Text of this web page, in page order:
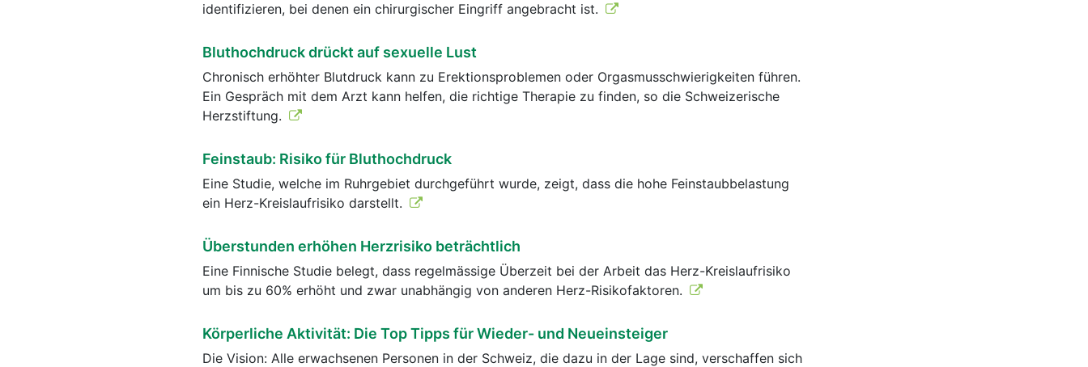
identifizieren, bei denen ein chirurgischer Eingriff angebracht ist.
Bluthochdruck drückt auf sexuelle Lust
Chronisch erhöhter Blutdruck kann zu Erektionsproblemen oder Orgasmusschwierigkeiten führen.
Ein Gespräch mit dem Arzt kann helfen, die richtige Therapie zu finden, so die Schweizerische
Herzstiftung.
Feinstaub: Risiko für Bluthochdruck
Eine Studie, welche im Ruhrgebiet durchgeführt wurde, zeigt, dass die hohe Feinstaubbelastung
ein Herz-Kreislaufrisiko darstellt.
Überstunden erhöhen Herzrisiko beträchtlich
Eine Finnische Studie belegt, dass regelmässige Überzeit bei der Arbeit das Herz-Kreislaufrisiko
um bis zu 60% erhöht und zwar unabhängig von anderen Herz-Risikofaktoren.
Körperliche Aktivität: Die Top Tipps für Wieder- und Neueinsteiger
Die Vision: Alle erwachsenen Personen in der Schweiz, die dazu in der Lage sind, verschaffen sich